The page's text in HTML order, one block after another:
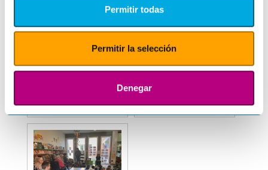
Permitir todas
Permitir la selección
Denegar